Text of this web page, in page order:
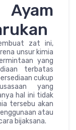
zat ini,
unsur kimia
yang
terbatas
cukup
yang
hal ini tidak
tersebu akan
atau
bijaksana.